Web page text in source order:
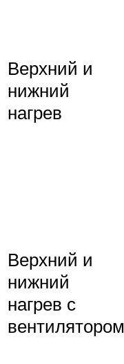
Верхний и
нижний
нагрев
Верхний и
нижний
нагрев с
вентилятором